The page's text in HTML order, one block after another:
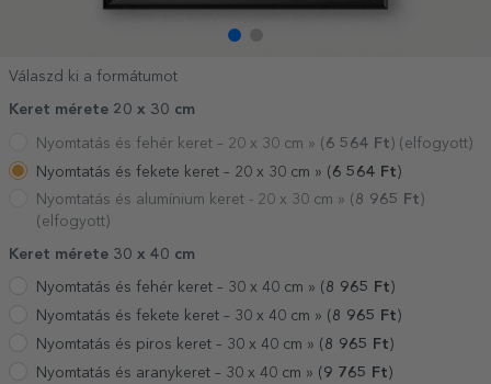
Válaszd ki a formátumot
Keret mérete 20 x 30 cm
Nyomtatás és fehér keret – 20 x 30 cm » ( 6 564 Ft ) (elfogyott)
Nyomtatás és fekete keret – 20 x 30 cm » (6 564 Ft)
Nyomtatás és alumínium keret - 20 x 30 cm » ( 8 965 Ft)
(elfogyott)
Keret mérete 30 x 40 cm
Nyomtatás és fehér keret – 30 x 40 cm » ( 8 965 Ft )
Nyomtatás és fekete keret – 30 x 40 cm » ( 8 965 Ft )
Nyomtatás és piros keret – 30 x 40 cm » (8 965 Ft)
Nyomtatás és aranykeret – 30 x 40 cm » (9 765 Ft)